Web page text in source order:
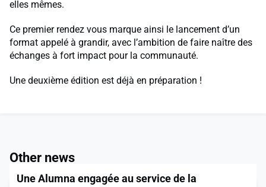
elles mêmes.
Ce premier rendez vous marque ainsi le lancement d’un
format appelé à grandir, avec l’ambition de faire naître des
échanges à fort impact pour la communauté.
Une deuxième édition est déjà en préparation !
Other news
Une Alumna engagée au service de la